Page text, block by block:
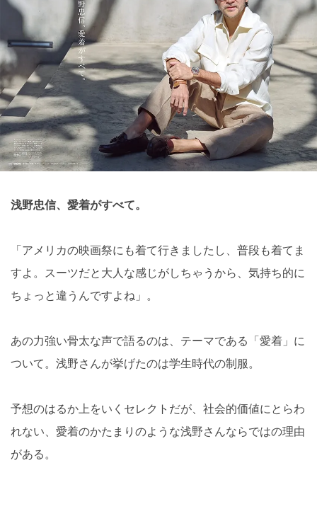
浅野忠信、愛着がすべて。
「アメリカの映画祭にも着て行きましたし、普段も着てま
すよ。スーツだと大人な感じがしちゃうから、気持ち的に
ちょっと違うんですよね」。
あの力強い骨太な声で語るのは、テーマである「愛着」に
ついて。浅野さんが挙げたのは学生時代の制服。
予想のはるか上をいくセレクトだが、社会的価値にとらわ
れない、愛着のかたまりのような浅野さんならではの理由
がある。